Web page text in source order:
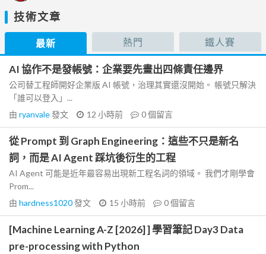
技術文章
最新 熱門 鐵人賽
AI 協作不是發帳號：企業要先畫出四條責任邊界
公司替工程師開好企業版 AI 帳號，治理其實還沒開始。 帳號只解決
「誰可以登入」...
由 ryanvale發文 12 小時前 0個留言
從 Prompt 到 Graph Engineering：這些不只是新名
詞，而是 AI Agent 踩坑後衍生的工程
AI Agent 可能是近年最容易出現新工程名詞的領域。 我們才剛學會
Prom...
由 hardness1020發文 15 小時前 0個留言
[Machine Learning A-Z [2026] ] 學習筆記 Day3 Data
pre-processing with Python